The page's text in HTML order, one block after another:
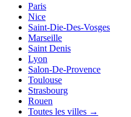
Paris
Nice
Saint-Die-Des-Vosges
Marseille
Saint Denis
Lyon
Salon-De-Provence
Toulouse
Strasbourg
Rouen
Toutes les villes →